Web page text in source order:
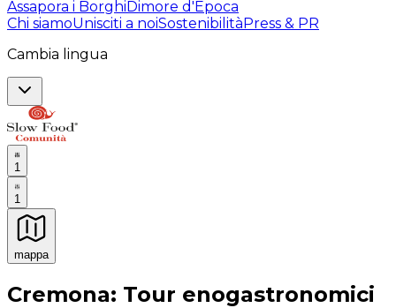
Assapora i BorghiDimore d'Epoca
Chi siamoUnisciti a noiSostenibilitàPress & PR
Cambia lingua
1
1
mappa
Esperienze culinarie indimenticabili: Esperienze
Cremona: Tour enogastronomici